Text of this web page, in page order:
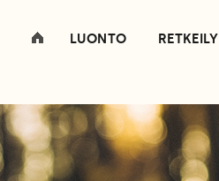
LUONTO RETKEILY